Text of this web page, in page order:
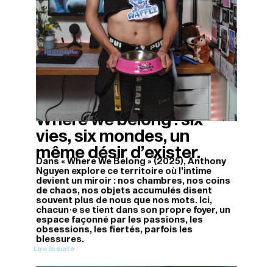
14/11/2025
Where we belong : six
vies, six mondes, un
même désir d’exister.
Dans « Where We Belong » (2025), Anthony
Nguyen explore ce territoire où l’intime
devient un miroir : nos chambres, nos coins
de chaos, nos objets accumulés disent
souvent plus de nous que nos mots. Ici,
chacun·e se tient dans son propre foyer, un
espace façonné par les passions, les
obsessions, les fiertés, parfois les
blessures.
Lire la suite